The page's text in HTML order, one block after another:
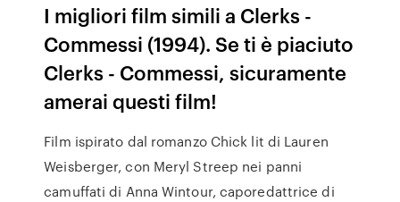
I migliori film simili a Clerks -
Commessi (1994). Se ti è piaciuto
Clerks - Commessi, sicuramente
amerai questi film!
Film ispirato dal romanzo Chick lit di Lauren
Weisberger, con Meryl Streep nei panni
camuffati di Anna Wintour, caporedattrice di